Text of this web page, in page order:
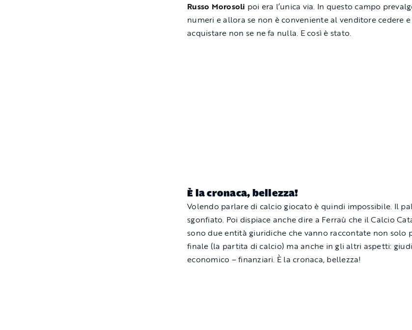
Russo Morosoli poi era l’unica via. In questo campo
numeri e allora se non è conveniente al venditore cedere
acquistare non se ne fa nulla. E così è stato.
È la cronaca, bellezza!
Volendo parlare di calcio giocato è quindi impossibile. Il
sgonfiato. Poi dispiace anche dire a Ferraù che il Calcio
sono due entità giuridiche che vanno raccontate non solo
finale (la partita di calcio) ma anche in gli altri aspetti:
economico – finanziari. È la cronaca, bellezza!